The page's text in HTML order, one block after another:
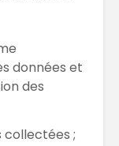
données et
des
collectées ;